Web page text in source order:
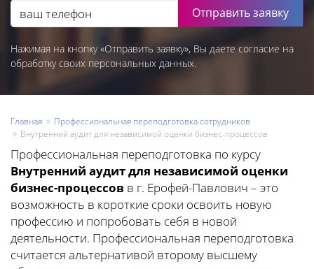
Отправить заявку
Нажимая на кнопку «Отправить заявку», Вы даете согласие на
обработку своих персональных данных.
Главная
Профессиональная переподготовка сотрудников
Внутренний аудит для независимой оценки бизнес-процессов
Профессиональная переподготовка по курсу
Внутренний аудит для независимой оценки
бизнес-процессов в г. Ерофей-Павлович – это
возможность в короткие сроки освоить новую
профессию и попробовать себя в новой
деятельности. Профессиональная переподготовка
считается альтернативой второму высшему